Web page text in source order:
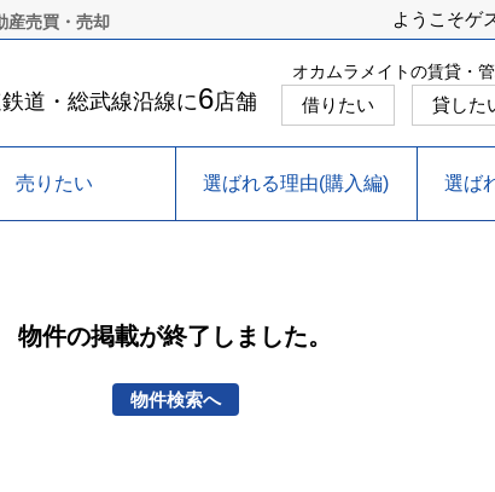
産売買・売却 ようこそゲ
道・総武線沿線に6店舗
オカムラメイトの賃貸・
借りたい 貸した
売りたい 選ばれる理由(購入編) 選ば
物件の掲載が終了しました。
物件検索へ